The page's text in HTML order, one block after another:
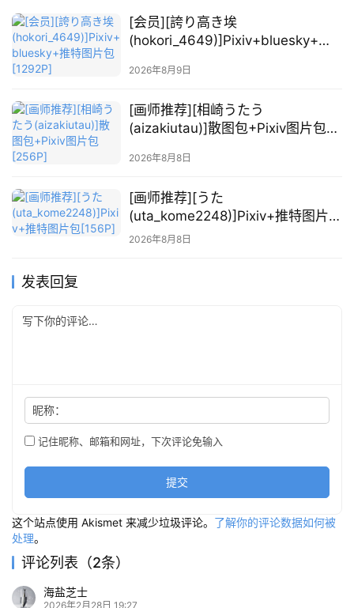
[会员][誇り高き埃
(hokori_4649)]Pixiv+bluesky+推
2026年8月9日
[画师推荐][相崎うたう
(aizakiutau)]散图包+Pixiv图片包
2026年8月8日
[画师推荐][うた
(uta_kome2248)]Pixiv+推特图片包
[156P]
2026年8月8日
发表回复
昵称：
记住昵称、邮箱和网址，下次评论免输入
提交
这个站点使用 Akismet 来减少垃圾评论。 了解你的评论数据如何被
处理。
评论列表（2条）
海盐芝士
2026年2月28日 19:27